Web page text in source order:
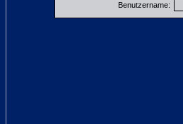
Benutzername: